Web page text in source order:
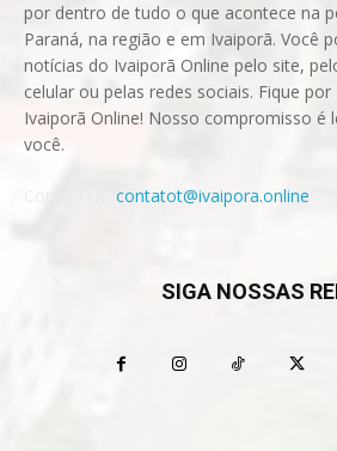
por dentro de tudo o que acontece na
Paraná, na região e em Ivaiporã. Você
notícias do Ivaiporã Online pelo site,
celular ou pelas redes sociais. Fique
Ivaiporã Online! Nosso compromisso é
você.
contatot@ivaipora.online
SIGA NOSSAS